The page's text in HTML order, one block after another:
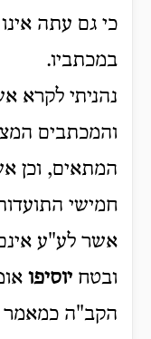
כי גם עתה
במכתביו.
נהניתי לקרא
והמכתבים
המתאים, וכן
חמישי
אשר לע"ע
ובטח יוסיפו
הקב"ה כמאמר